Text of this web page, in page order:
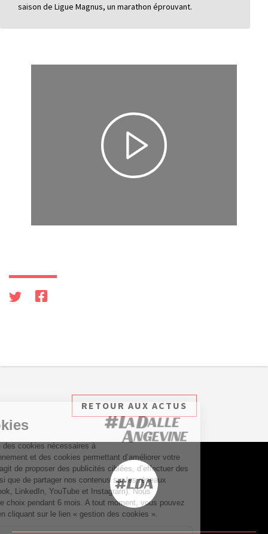
saison de Ligue Magnus, un marathon éprouvant.
RETOUR AUX ACTUS